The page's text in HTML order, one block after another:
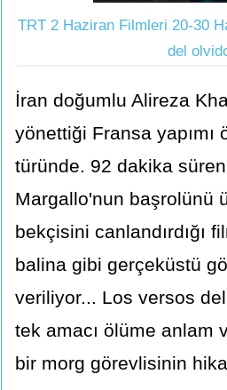
TRT 2 Haziran Filmleri 20-30
del
İran doğumlu Alireza
yönettiği Fransa yapımı
türünde. 92 dakika
Margallo'nun başrolünü
bekçisini canlandırdığı
balina gibi gerçeküstü
veriliyor... Los versos
tek amacı ölüme anlam
bir morg görevlisinin